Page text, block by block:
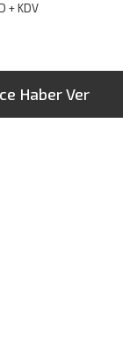
+ KDV
Haber Ver